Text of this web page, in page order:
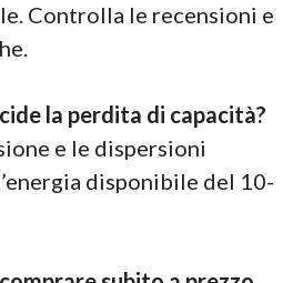
Controlla le recensioni e
la perdita di capacità?
e le dispersioni
disponibile del 10-